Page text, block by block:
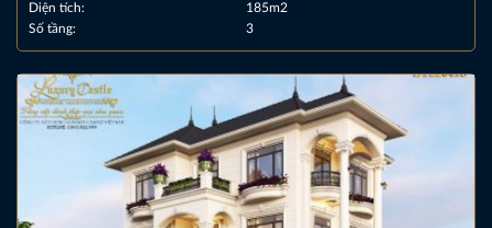
Diện tích:
185m2
Số tầng:
3